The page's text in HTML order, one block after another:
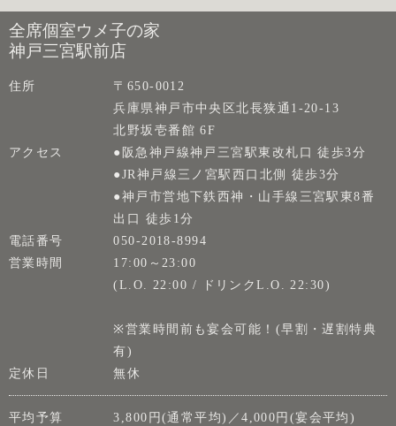
全席個室ウメ子の家
神戸三宮駅前店
住所
〒650-0012
兵庫県神戸市中央区北長狭通1-20-13
北野坂壱番館 6F
アクセス
●阪急神戸線神戸三宮駅東改札口 徒歩3分
●JR神戸線三ノ宮駅西口北側 徒歩3分
●神戸市営地下鉄西神・山手線三宮駅東8番
出口 徒歩1分
電話番号
050-2018-8994
営業時間
17:00～23:00
(L.O. 22:00 / ドリンクL.O. 22:30)
※営業時間前も宴会可能！(早割・遅割特典
有)
定休日
無休
平均予算
3,800円(通常平均)／4,000円(宴会平均)